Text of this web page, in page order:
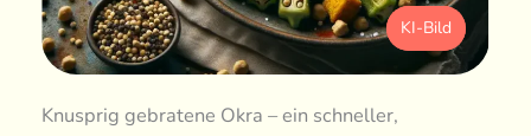
KI-Bild
Knusprig gebratene Okra – ein schneller,